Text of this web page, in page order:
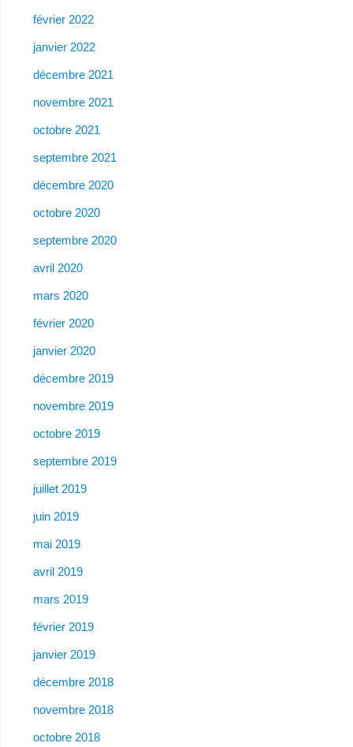
février 2022
janvier 2022
décembre 2021
novembre 2021
octobre 2021
septembre 2021
décembre 2020
octobre 2020
septembre 2020
avril 2020
mars 2020
février 2020
janvier 2020
décembre 2019
novembre 2019
octobre 2019
septembre 2019
juillet 2019
juin 2019
mai 2019
avril 2019
mars 2019
février 2019
janvier 2019
décembre 2018
novembre 2018
octobre 2018